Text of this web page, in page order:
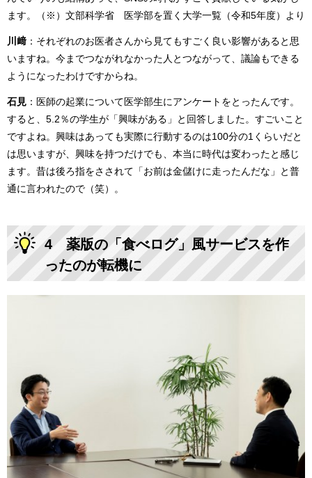
ます。（※）文部科学省 医学部を置く大学一覧（令和5年度）より
川﨑 ：それぞれのお医者さんから見てもすごく良い影響があると思
いますね。今までつながれなかった人とつながって、議論もできる
ようになったわけですからね。
石見 ：医師の起業について医学部生にアンケートをとったんです。
すると、5.2％の学生が「興味がある」と回答しました。すごいこと
ですよね。興味はあっても実際に行動するのは100分の1くらいだと
は思いますが、興味を持つだけでも、本当に時代は変わったと感じ
ます。昔は後ろ指をさされて「お前は金儲けに走ったんだな」と普
通に言われたので（笑）。
4 薬版の「食べログ」風サービスを作
ったのが転機に